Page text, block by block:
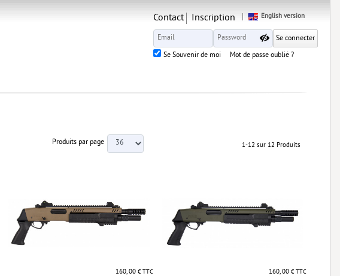
Contact Inscription English version
Se Souvenir de moi Mot de passe oublié ?
Produits par page 1-12 sur 12 Produits
160, 00 € TTC 160, 00€ TTC